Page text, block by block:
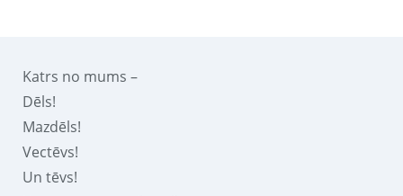
Katrs no mums –
Dēls!
Mazdēls!
Vectēvs!
Un tēvs!